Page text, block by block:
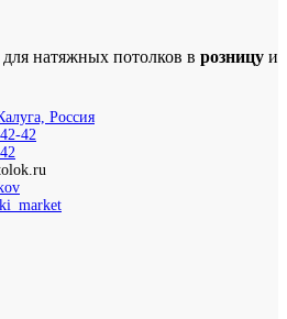
натяжных потолков в розницу и
Россия
42